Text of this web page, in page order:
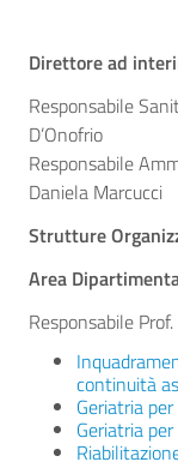
Direttore ad
Responsabile
D’Onofrio
Responsabile
Daniela Marcucci
Strutture
Area
Responsabile
continuità
Geriatria
Geriatria